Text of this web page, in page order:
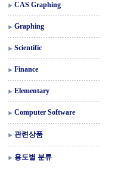
CAS Graphing
Graphing
Scientific
Finance
Elementary
Computer Software
관련상품
용도별 분류